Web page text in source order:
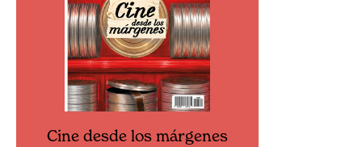
Cine desde los márgenes